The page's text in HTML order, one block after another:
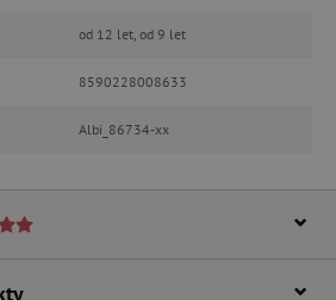
od 12 let, od 9 let
8590228008633
Albi_86734-xx
Nezbytně nutné cookies
Funkční soubory
soubory cookie umožňují
nezbytně nutných souborů